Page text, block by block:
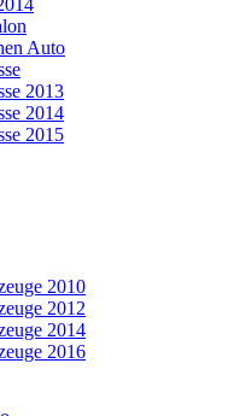
Auto
2013
2014
2015
2010
2012
2014
2016